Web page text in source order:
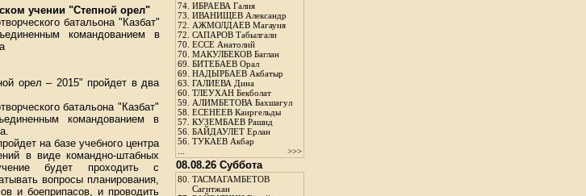
учении "Степной орел"
батальона "Казбат"
командованием в
орел – 2015" пройдет в два
батальона "Казбат"
командованием в
на базе учебного центра
в виде командно-штабных
учение будет проходить с
вопросы планирования,
и боеприпасов, и проводить
74. ИБРАЕВА Галия
73. ИВАНИЩЕВ Александр
72. АЖМОЛДАЕВ Магауия
72. САПАРОВ Табылгали
70. ЕССЕ Анатолий
70. МАКУЛБЕКОВ Баглан
69. БИТЕБАЕВ Орал
69. НАДЫРБАЕВ Акбатыр
63. ГАЛИЕВА Дина
60. ТЛЕУХАН Бекболат
59. АЛИМБЕТОВА Бахшагул
58. ЕСЕНЕЕВ Каиргельды
57. КУЗЕМБАЕВ Рашид
56. БАЙДАУЛЕТ Ерлан
56. ТУКАЕВ Акбар
>>>
08.08.26 Суббота
80. ТАСМАГАМБЕТОВ
Сагитжан